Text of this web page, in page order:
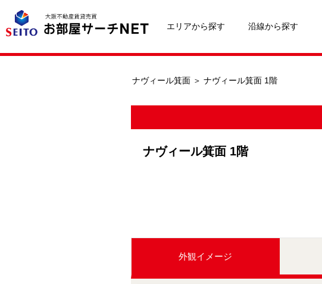
エリアから探す 沿線から探す
ナヴィール箕面 ＞ ナヴィール箕面 1階
ナヴィール箕面 1階
外観イメージ